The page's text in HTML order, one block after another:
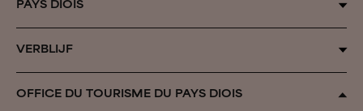
PAYS DIOIS
Door de seizoenen heen
Inspiration Vercors
VERBLIJF
Alle accommodaties
OFFICE DU TOURISME DU PAYS DIOIS